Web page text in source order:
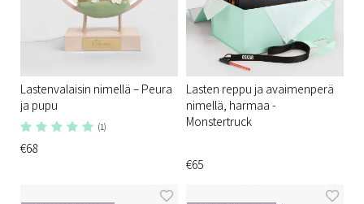
Lastenvalaisin nimellä – Peura
ja pupu
(1)
€68
Lasten reppu ja avaimenperä
nimellä, harmaa -
Monstertruck
€65